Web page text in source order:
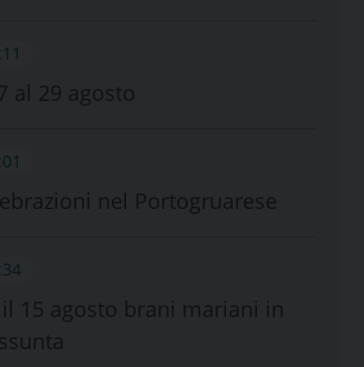
al 29 agosto
nel Portogruarese
il 15 agosto brani mariani in